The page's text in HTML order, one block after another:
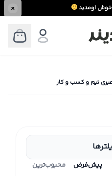
خوش اومدید
تیم و کسب و کار
پیش‌فرض محبوب‌ترین